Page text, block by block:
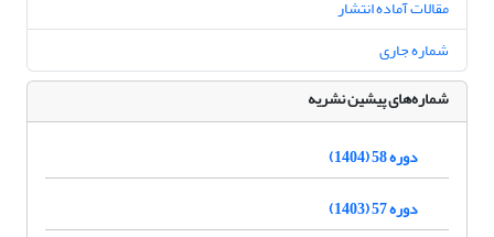
مقالات آماده انتشار
شماره جاری
شماره‌های پیشین نشریه
دوره 58 (1404)
دوره 57 (1403)